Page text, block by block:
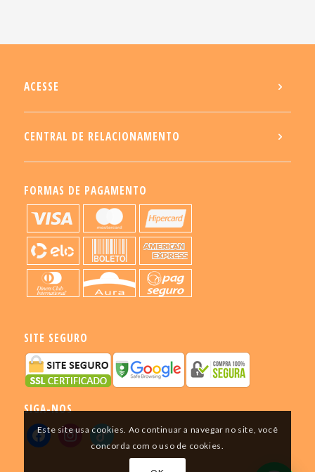
ACESSE
CENTRAL DE RELACIONAMENTO
FORMAS DE PAGAMENTO
SITE SEGURO
SIGA-NOS
Este site usa cookies. Ao continuar a navegar no site, você
concorda com o uso de cookies.